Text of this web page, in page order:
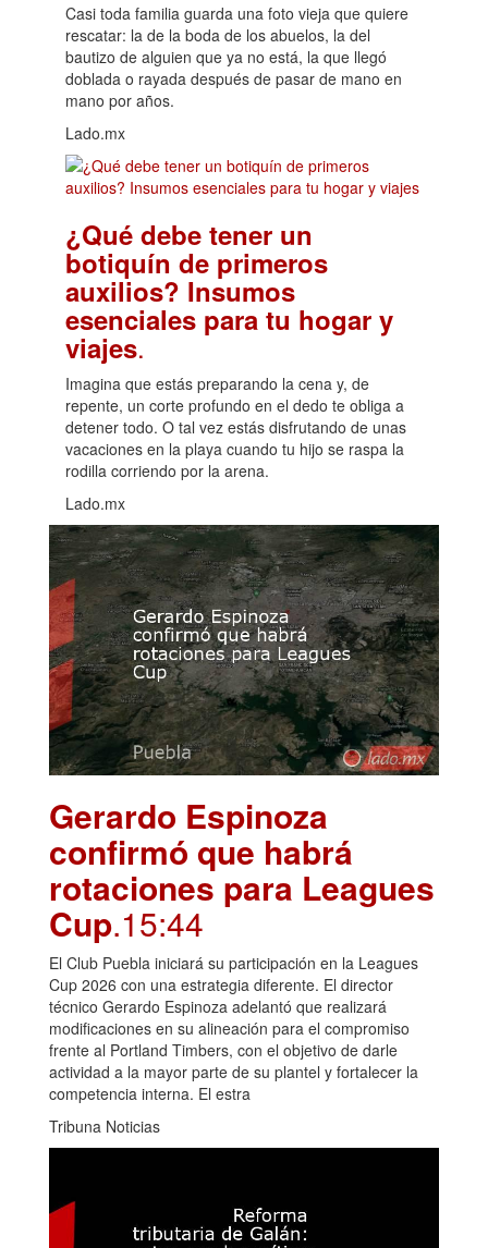
Casi toda familia guarda una foto vieja que quiere
rescatar: la de la boda de los abuelos, la del
bautizo de alguien que ya no está, la que llegó
doblada o rayada después de pasar de mano en
mano por años.
Lado.mx
¿Qué debe tener un
botiquín de primeros
auxilios? Insumos
esenciales para tu hogar y
viajes.
Imagina que estás preparando la cena y, de
repente, un corte profundo en el dedo te obliga a
detener todo. O tal vez estás disfrutando de unas
vacaciones en la playa cuando tu hijo se raspa la
rodilla corriendo por la arena.
Lado.mx
Gerardo Espinoza
confirmó que habrá
rotaciones para Leagues
Cup.15:44
El Club Puebla iniciará su participación en la Leagues
Cup 2026 con una estrategia diferente. El director
técnico Gerardo Espinoza adelantó que realizará
modificaciones en su alineación para el compromiso
frente al Portland Timbers, con el objetivo de darle
actividad a la mayor parte de su plantel y fortalecer la
competencia interna. El estra
Tribuna Noticias